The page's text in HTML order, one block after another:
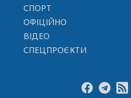
СПОРТ
ОФІЦІЙНО
ВІДЕО
СПЕЦПРОЄКТИ